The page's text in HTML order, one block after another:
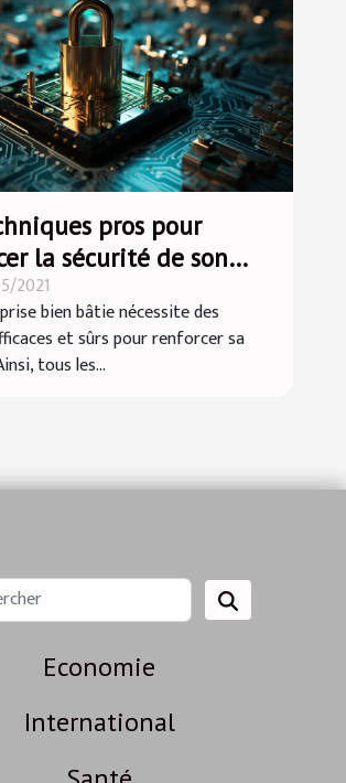
pros pour
la sécurité de son
!
2021
bien bâtie nécessite des
et sûrs pour renforcer sa
tous les...
Economie
International